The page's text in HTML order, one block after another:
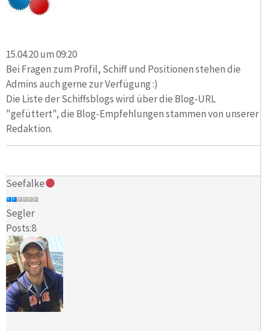
15.04.20 um 09:20
Bei Fragen zum Profil, Schiff und Positionen stehen die
Admins auch gerne zur Verfügung :)
Die Liste der Schiffsblogs wird über die Blog-URL
"gefüttert", die Blog-Empfehlungen stammen von unserer
Redaktion.
Seefalke
Segler
Posts:8